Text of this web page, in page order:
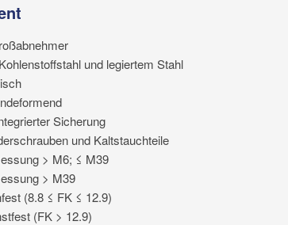
und legiertem Stahl
Sicherung
und Kaltstauchteile
> M6; ≤ M39
> M39
(8.8 ≤ FK ≤ 12.9)
(FK > 12.9)